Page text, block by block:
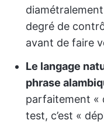
degré de
avant de faire
Le langage
phrase
parfaitement «
test, c’est «